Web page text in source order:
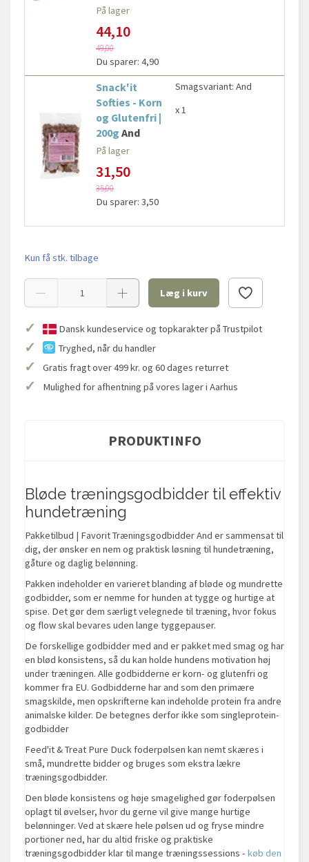
På lager
44,10
49,00
Du sparer: 4,90
Snack'it
Softies - Korn
og Glutenfri |
200g And
På lager
31,50
35,00
Du sparer: 3,50
Smagsvariant: And
x 1
Kun få stk. tilbage
Læg i kurv
✓ Dansk kundeservice og topkarakter på Trustpilot
✓ Tryghed, når du handler
✓ Gratis fragt over 499 kr. og 60 dages returret
✓ Mulighed for afhentning på vores lager i Aarhus
PRODUKTINFO
Bløde træningsgodbidder til effektiv
hundetræning
Pakketilbud | Favorit Træningsgodbidder And er sammensat til
dig, der ønsker en nem og praktisk løsning til hundetræning,
gåture og daglig belønning.
Pakken indeholder en varieret blanding af bløde og mundrette
godbidder, som er nemme for hunden at tygge og hurtige at
spise. Det gør dem særligt velegnede til træning, hvor fokus
og flow skal bevares uden lange tyggepauser.
De forskellige godbidder med and er pakket med smag og har
en blød konsistens, så du kan holde hundens motivation høj
under træningen. Alle godbidderne er korn- og glutenfri og
kommer fra EU. Godbidderne har and som den primære
smagskilde, men opskrifterne kan indeholde protein fra andre
animalske kilder. De betegnes derfor ikke som singleprotein-
godbidder
Feed'it & Treat Pure Duck foderpølsen kan nemt skæres i
små, mundrette bidder og bruges som ekstra lækre
træningsgodbidder.
Den bløde konsistens og høje smagelighed gør foderpølsen
oplagt til øvelser, hvor du gerne vil give mange hurtige
belønninger. Ved at skære hele pølsen ud og fryse mindre
portioner ned, har du altid friske og praktiske
træningsgodbidder klar til mange træningssessions - køb den